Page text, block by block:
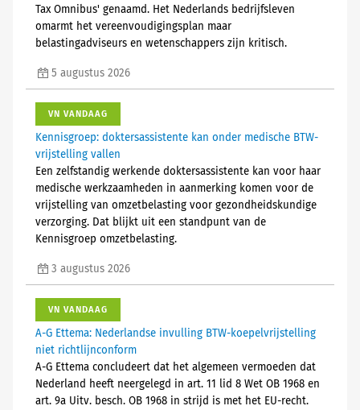
Tax Omnibus' genaamd. Het Nederlands bedrijfsleven
omarmt het vereenvoudigingsplan maar
belastingadviseurs en wetenschappers zijn kritisch.
5 augustus 2026
VN VANDAAG
Kennisgroep: doktersassistente kan onder medische BTW-
vrijstelling vallen
Een zelfstandig werkende doktersassistente kan voor haar
medische werkzaamheden in aanmerking komen voor de
vrijstelling van omzetbelasting voor gezondheidskundige
verzorging. Dat blijkt uit een standpunt van de
Kennisgroep omzetbelasting.
3 augustus 2026
VN VANDAAG
A-G Ettema: Nederlandse invulling BTW-koepelvrijstelling
niet richtlijnconform
A-G Ettema concludeert dat het algemeen vermoeden dat
Nederland heeft neergelegd in art. 11 lid 8 Wet OB 1968 en
art. 9a Uitv. besch. OB 1968 in strijd is met het EU-recht.